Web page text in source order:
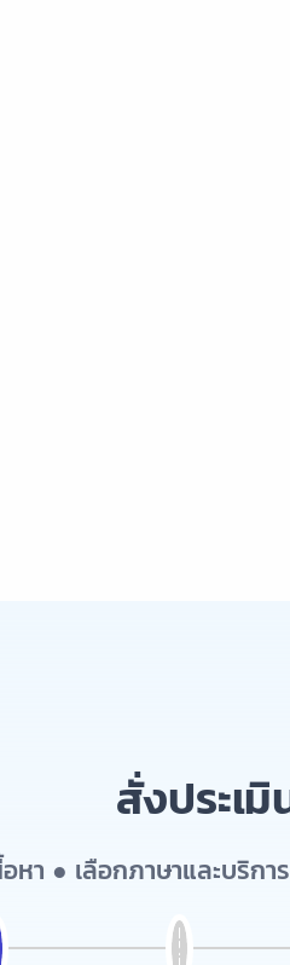
สั่งประเ
หา ● เลือกภาษาและบริก